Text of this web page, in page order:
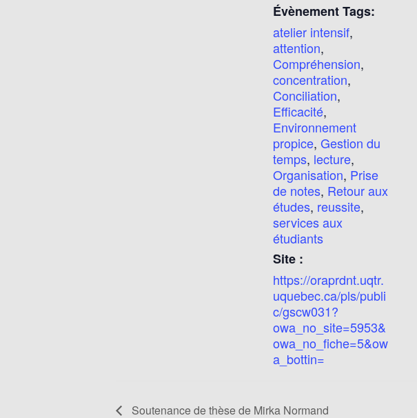
Évènement Tags:
atelier intensif,
attention,
Compréhension,
concentration,
Conciliation,
Efficacité,
Environnement
propice, Gestion du
temps, lecture,
Organisation, Prise
de notes, Retour aux
études, reussite,
services aux
étudiants
Site :
https://oraprdnt.uqtr.
uquebec.ca/pls/publi
c/gscw031?
owa_no_site=5953&
owa_no_fiche=5&ow
a_bottin=
Soutenance de thèse de Mirka Normand